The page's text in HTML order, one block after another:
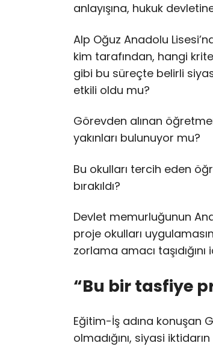
anlayışına, hukuk
Alp Oğuz Anadolu
kim tarafından, hangi
gibi bu süreçte belirli
etkili oldu mu?
Görevden alınan
yakınları bulunuyor mu?
Bu okulları tercih eden
bırakıldı?
Devlet memurluğunun
proje okulları
zorlama amacı
“Bu bir tasfiye
Eğitim-İş adına konuşan
olmadığını, siyasi